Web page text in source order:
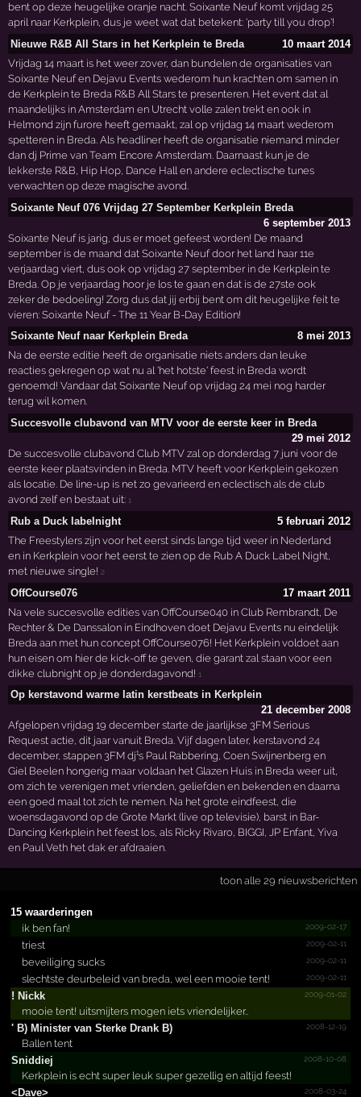
bent op deze heugelijke oranje nacht. Soixante Neuf komt vrijdag 25
april naar Kerkplein, dus je weet wat dat betekent: 'party till you drop'!
Nieuwe R&B All Stars in het Kerkplein te Breda
10 maart 2014
Vrijdag 14 maart is het weer zover, dan bundelen de organisaties van
Soixante Neuf en Dejavu Events wederom hun krachten om samen in
de Kerkplein te Breda R&B All Stars te presenteren. Het event dat al
maandelijks in Amsterdam en Utrecht volle zalen trekt en ook in
Helmond zijn furore heeft gemaakt, zal op vrijdag 14 maart wederom
spetteren in Breda. Als headliner heeft de organisatie niemand minder
dan dj Prime van Team Encore Amsterdam. Daarnaast kun je de
lekkerste R&B, Hip Hop, Dance Hall en andere eclectische tunes
verwachten op deze magische avond.
Soixante Neuf 076 Vrijdag 27 September Kerkplein Breda
6 september 2013
Soixante Neuf is jarig, dus er moet gefeest worden! De maand
september is de maand dat Soixante Neuf door het land haar 11e
verjaardag viert, dus ook op vrijdag 27 september in de Kerkplein te
Breda. Op je verjaardag hoor je los te gaan en dat is de 27ste ook
zeker de bedoeling! Zorg dus dat jij erbij bent om dit heugelijke feit te
vieren: Soixante Neuf - The 11 Year B-Day Edition!
Soixante Neuf naar Kerkplein Breda
8 mei 2013
Na de eerste editie heeft de organisatie niets anders dan leuke
reacties gekregen op wat nu al 'het hotste' feest in Breda wordt
genoemd! Vandaar dat Soixante Neuf op vrijdag 24 mei nog harder
terug wil komen.
Succesvolle clubavond van MTV voor de eerste keer in Breda
29 mei 2012
De succesvolle clubavond Club MTV zal op donderdag 7 juni voor de
eerste keer plaatsvinden in Breda. MTV heeft voor Kerkplein gekozen
als locatie. De line-up is net zo gevarieerd en eclectisch als de club
avond zelf en bestaat uit:1
Rub a Duck labelnight
5 februari 2012
The Freestylers zijn voor het eerst sinds lange tijd weer in Nederland
en in Kerkplein voor het eerst te zien op de Rub A Duck Label Night,
met nieuwe single! 2
OffCourse076
17 maart 2011
Na vele succesvolle edities van OffCourse040 in Club Rembrandt, De
Rechter & De Danssalon in Eindhoven doet Dejavu Events nu eindelijk
Breda aan met hun concept OffCourse076! Het Kerkplein voldoet aan
hun eisen om hier de kick-off te geven, die garant zal staan voor een
dikke clubnight op je donderdagavond!1
Op kerstavond warme latin kerstbeats in Kerkplein
21 december 2008
Afgelopen vrijdag 19 december starte de jaarlijkse 3FM Serious
Request actie, dit jaar vanuit Breda. Vijf dagen later, kerstavond 24
december, stappen 3FM dj¹s Paul Rabbering, Coen Swijnenberg en
Giel Beelen hongerig maar voldaan het Glazen Huis in Breda weer uit,
om zich te verenigen met vrienden, geliefden en bekenden en daarna
een goed maal tot zich te nemen. Na het grote eindfeest, die
woensdagavond op de Grote Markt (live op televisie), barst in Bar-
Dancing Kerkplein het feest los, als Ricky Rivaro, BIGGI, JP Enfant, Yiva
en Paul Veth het dak er afdraaien.
toon alle 29 nieuwsberichten
15 waarderingen
2009-02-17
ik ben fan!
2009-02-11
triest
2009-02-11
beveiliging sucks
2009-02-11
slechtste deurbeleid van breda, wel een mooie tent!
! Nickk
2009-01-02
mooie tent! uitsmijters mogen iets vriendelijker..
' B) Minister van Sterke Drank B)
2008-12-19
Ballen tent
Sniddiej
2008-10-08
Kerkplein is echt super leuk super gezellig en altijd feest!
<Dave>
2008-03-24